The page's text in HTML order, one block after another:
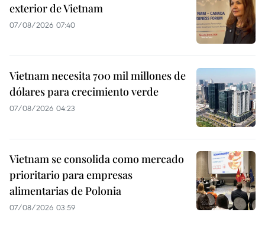
exterior de Vietnam
07/08/2026 07:40
Vietnam necesita 700 mil millones de
dólares para crecimiento verde
07/08/2026 04:23
Vietnam se consolida como mercado
prioritario para empresas
alimentarias de Polonia
07/08/2026 03:59